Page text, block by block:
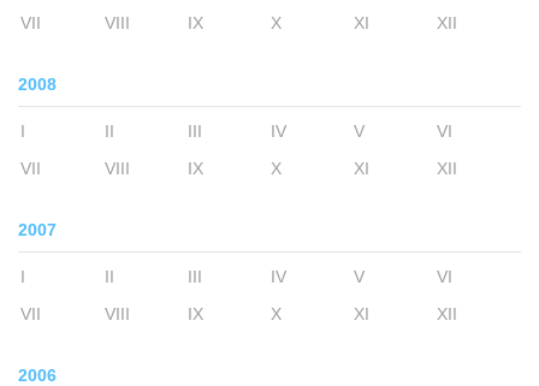
VII
VIII IX X XI XII
2008
I II III IV V
VI
VII
VIII IX X XI XII
2007
I II III IV V
VI
VII
VIII IX X XI XII
2006